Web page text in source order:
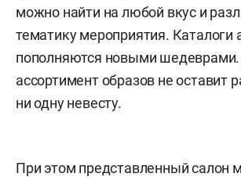
можно найти на любой вкус и
тематику мероприятия. Каталоги
пополняются новыми
ассортимент образов не оставит
ни одну невесту.
При этом представленный салон